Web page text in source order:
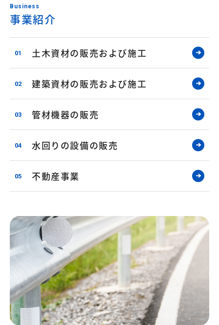
Business
事業紹介
土木資材の販売および施工
建築資材の販売および施工
管材機器の販売
水回りの設備の販売
不動産事業